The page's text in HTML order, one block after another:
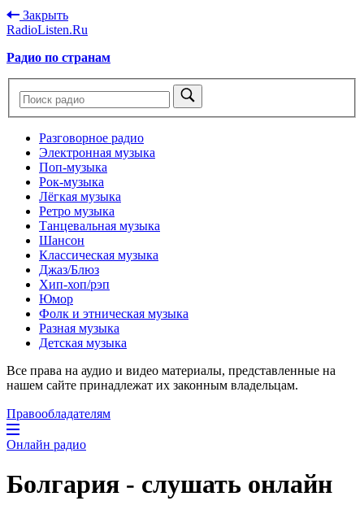
Закрыть
RadioListen.Ru
Радио по странам
Разговорное радио
Электронная музыка
Поп-музыка
Рок-музыка
Лёгкая музыка
Ретро музыка
Танцевальная музыка
Шансон
Классическая музыка
Джаз/Блюз
Хип-хоп/рэп
Юмор
Фолк и этническая музыка
Разная музыка
Детская музыка
Все права на аудио и видео материалы, представленные на
нашем сайте принадлежат их законным владельцам.
Правообладателям
Онлайн радио
Болгария - слушать онлайн